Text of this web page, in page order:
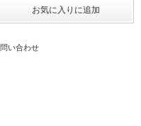
い合わせ